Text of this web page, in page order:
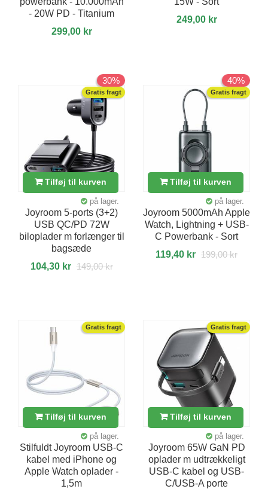
- 20W PD - Titanium
299,00 kr
249,00 kr
30%
Gratis fragt
Tilføj til kurven
på lager.
Joyroom 5-ports (3+2)
USB QC/PD 72W
biloplader m forlænger til
bagsæde
104,30 kr 149,00 kr
40%
Gratis fragt
Tilføj til kurven
på lager.
Joyroom 5000mAh Apple
Watch, Lightning + USB-
C Powerbank - Sort
119,40 kr 199,00 kr
Gratis fragt
Tilføj til kurven
på lager.
Stilfuldt Joyroom USB-C
kabel med iPhone og
Apple Watch oplader -
1,5m
Gratis fragt
Tilføj til kurven
på lager.
Joyroom 65W GaN PD
oplader m udtrækkeligt
USB-C kabel og USB-
C/USB-A porte